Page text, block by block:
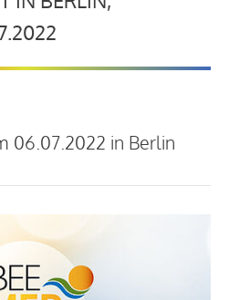
06.07.2022 in Berlin